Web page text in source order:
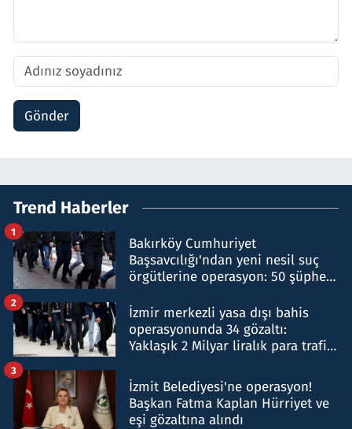
Gönder
Trend Haberler
Bakırköy Cumhuriyet
Başsavcılığı'ndan yeni nesil suç
örgütlerine operasyon: 50 şüpheli
1
İzmir merkezli yasa dışı bahis
operasyonunda 34 gözaltı:
Yaklaşık 2 Milyar liralık para trafiği
2
İzmit Belediyesi'ne operasyon!
Başkan Fatma Kaplan Hürriyet ve
eşi gözaltına alındı
3